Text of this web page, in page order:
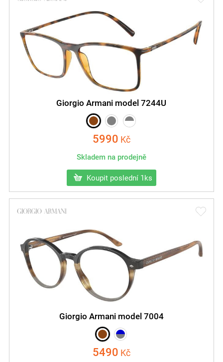
Giorgio Armani model 7244U
5990 Kč
Skladem na prodejně
Koupit poslední 1ks
Giorgio Armani model 7004
5490 Kč